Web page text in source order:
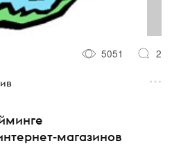
5051 2
магазинов